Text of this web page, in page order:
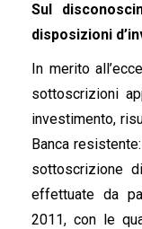
Sul
disposizioni
In merito
sottoscrizioni
investimento,
Banca
sottoscrizione
effettuate da
2011, con le